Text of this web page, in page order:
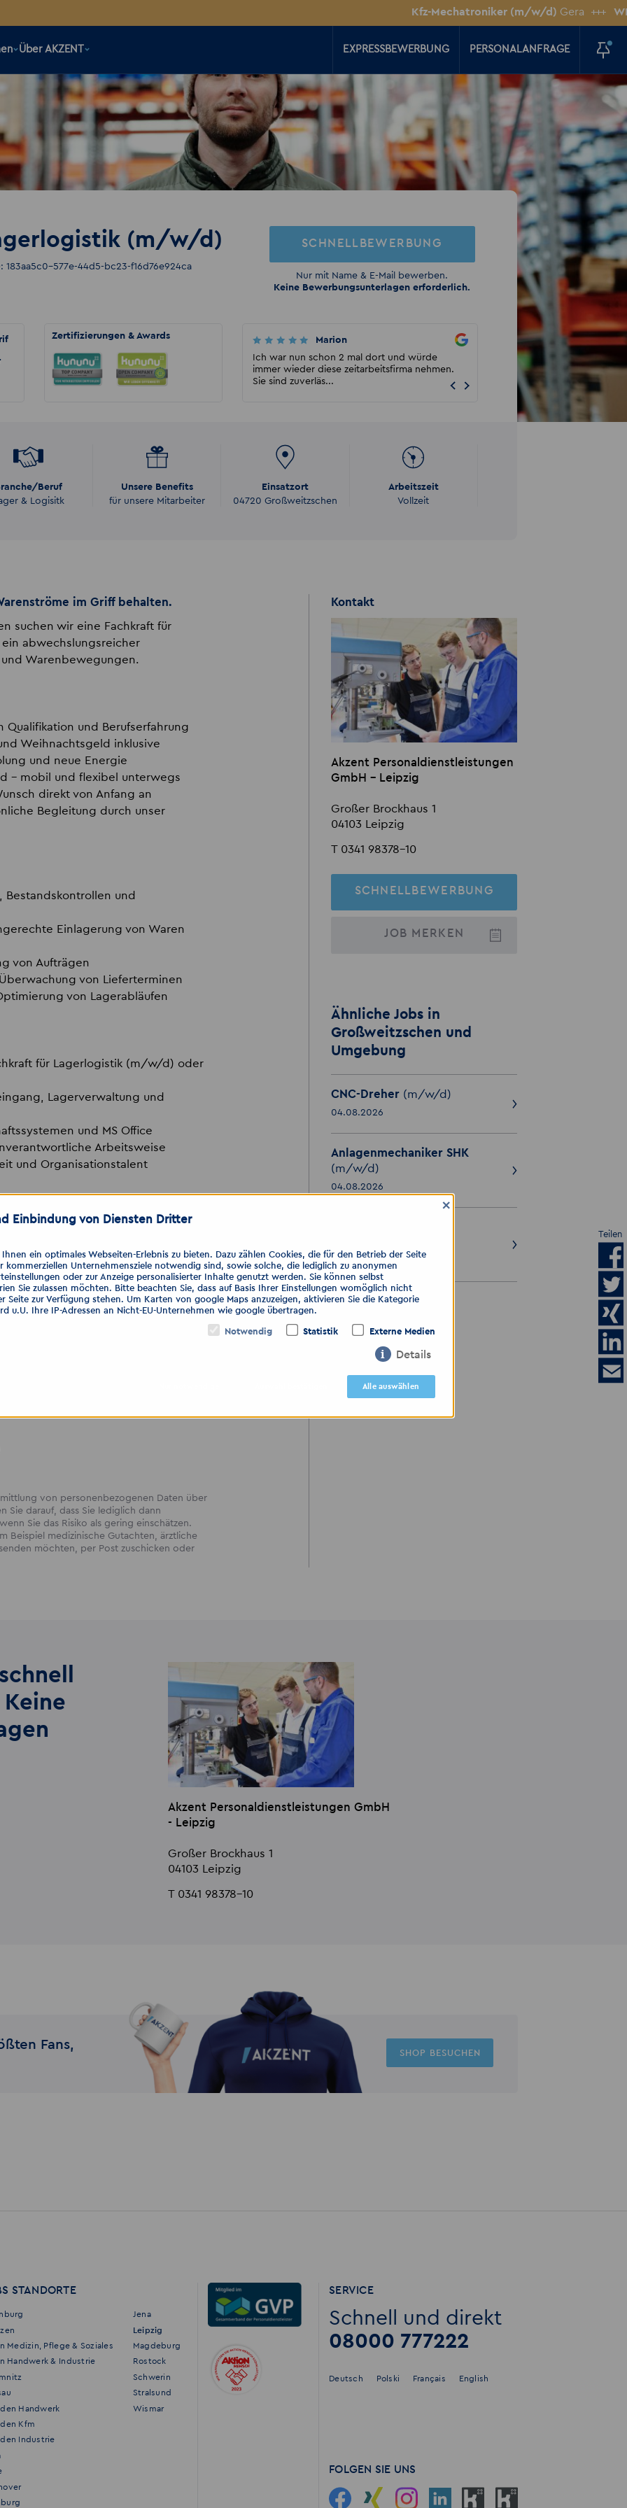
Kfz-Mechatroniker (m/w/d)Gera +++ WIG-
Über AKZENT EXPRESSBEWERBUNG PERSONALANFRAGE
(m/w/d)
577e-44d5-bc23-f16d76e924ca
SCHNELLBEWERBUNG
Nur mit Name & E-Mail bewerben.
Keine Bewerbungsunterlagen erforderlich.
Zertifizierungen & Awards
Matthias Zschieschang
Meine Erfahrungen mit Akzent Altenburg
waren sehr sehr gut. Es war von vornherein
alles möglich und ...
Marion
Ich war nun schon 2 mal dort und würde
immer wieder diese zeitarbeitsfirma nehmen.
Sie sind zuverläs...
Malika Wida
Akzent hat mich aus einem
Arbeitsverhältnis an einen sehr
Arbeitgeber vermittelt. ...
Beruf
& Logisitk
Unsere Benefits
für unsere Mitarbeiter
Einsatzort
04720 Großweitzschen
Arbeitszeit
Vollzeit
im Griff behalten.
suchen wir eine Fachkraft für
abwechslungsreicher
Warenbewegungen.
Qualifikation und Berufserfahrung
Weihnachtsgeld inklusive
und neue Energie
– mobil und flexibel unterwegs
direkt von Anfang an
Begleitung durch unser
Bestandskontrollen und
Einlagerung von Waren
von Aufträgen
von Lieferterminen
von Lagerabläufen
für Lagerlogistik (m/w/d) oder
Lagerverwaltung und
und MS Office
Arbeitsweise
und Organisationstalent
0152 59141831 – gerne auch per
von personenbezogenen Daten über
Sie darauf, dass Sie lediglich dann
Sie das Risiko als gering einschätzen.
Beispiel medizinische Gutachten, ärztliche
möchten, per Post zuschicken oder
Kontakt
Akzent Personaldienstleistungen
GmbH - Leipzig
Großer Brockhaus 1
04103 Leipzig
T 0341 98378-10
SCHNELLBEWERBUNG
JOB MERKEN
Ähnliche Jobs in
Großweitzschen und
Umgebung
CNC-Dreher (m/w/d)
04.08.2026
Anlagenmechaniker SHK
(m/w/d)
04.08.2026
04.08.2026
ALLE ANZEIGEN
Akzent Personaldienstleistungen GmbH
- Leipzig
Großer Brockhaus 1
04103 Leipzig
T 0341 98378-10
Teilen
Fans,
SHOP BESUCHEN
STANDORTE
Medizin, Pflege & Soziales
Handwerk & Industrie
Handwerk
Kfm
Industrie
Jena
Leipzig
Magdeburg
Rostock
Schwerin
Stralsund
Wismar
SERVICE
Schnell und direkt
08000 777222
Deutsch Polski Français English
FOLGEN SIE UNS
Einbindung von Diensten Dritter
×
ein optimales Webseiten-Erlebnis zu bieten. Dazu zählen Cookies, die für den Betrieb der Seite
kommerziellen Unternehmensziele notwendig sind, sowie solche, die lediglich zu anonymen
oder zur Anzeige personalisierter Inhalte genutzt werden. Sie können selbst
Sie zulassen möchten. Bitte beachten Sie, dass auf Basis Ihrer Einstellungen womöglich nicht
Seite zur Verfügung stehen. Um Karten von google Maps anzuzeigen, aktivieren Sie die Kategorie
u.U. Ihre IP-Adressen an Nicht-EU-Unternehmen wie google übertragen.
Notwendig Statistik Externe Medien
Details
Alle auswählen